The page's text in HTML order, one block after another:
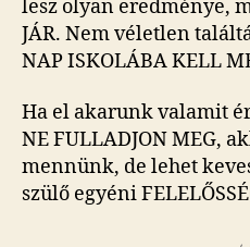
lesz olyan eredménye,
JÁR. Nem véletlen
NAP ISKOLÁBA KELL
Ha el akarunk valamit
NE FULLADJON MEG,
mennünk, de lehet
szülő egyéni